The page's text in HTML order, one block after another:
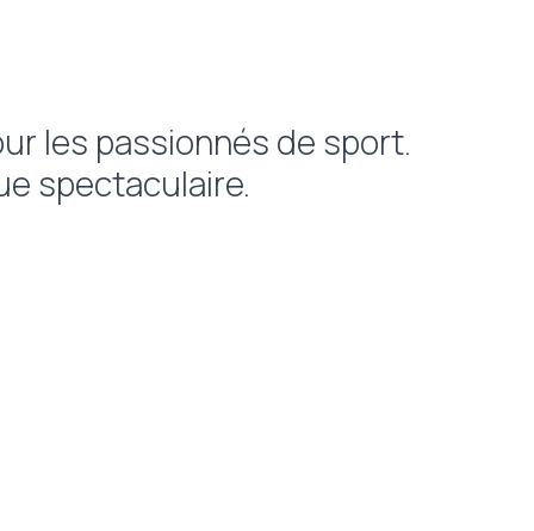
les passionnés de sport.
spectaculaire.